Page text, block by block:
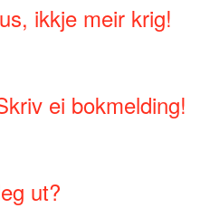
ikkje meir krig!
ei bokmelding!
ut?